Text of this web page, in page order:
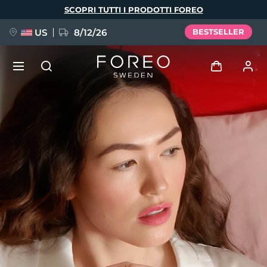
SCOPRI TUTTI I PRODOTTI FOREO
US 8/12/26 BESTSELLER
Accedi
Profilo utente
I miei dispositivi
I miei ordini
I miei indirizzi
I miei abbonamenti
FAQ™ Pure Beauty-Tech Elixir
BREAKING NEWS
issa™ Teeth Whitening Set
Lingua
English Deutsch
Español
Français
Português
Polski
Svenska
Русский
Türkçe
简体中文 繁體中文